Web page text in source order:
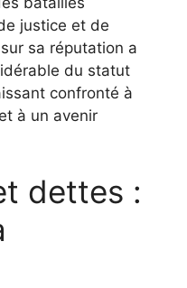
justice et de
sa réputation a
du statut
confronté à
à un avenir
dettes :